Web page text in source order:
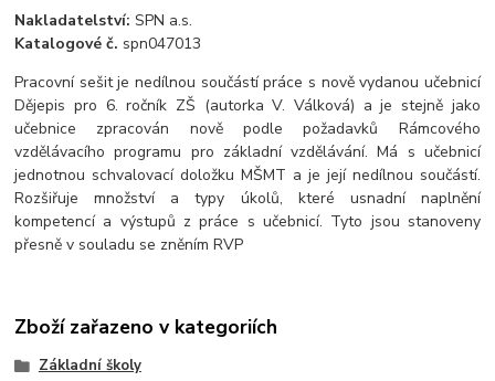
Nakladatelství:SPN a.s.
Katalogové č. spn047013
Pracovní sešit je nedílnou součástí práce s nově vydanou učebnicí
Dějepis pro 6. ročník ZŠ (autorka V. Válková) a je stejně jako
učebnice zpracován nově podle požadavků Rámcového
vzdělávacího programu pro základní vzdělávání. Má s učebnicí
jednotnou schvalovací doložku MŠMT a je její nedílnou součástí.
Rozšiřuje množství a typy úkolů, které usnadní naplnění
kompetencí a výstupů z práce s učebnicí. Tyto jsou stanoveny
přesně v souladu se zněním RVP
Zboží zařazeno v kategoriích
Základní školy